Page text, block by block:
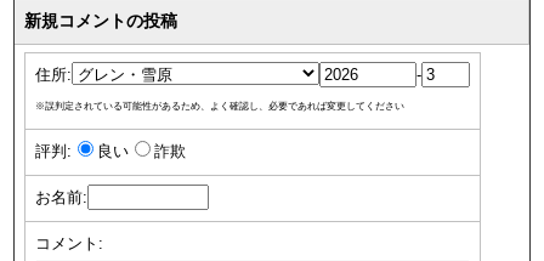
新規コメントの投稿
住所: -
※誤判定されている可能性があるため、よく確認し、必要であれば変更してください
評判: 良い 詐欺
お名前:
コメント: